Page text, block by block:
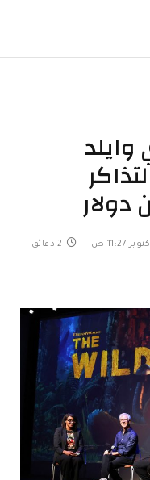
2 دقائق